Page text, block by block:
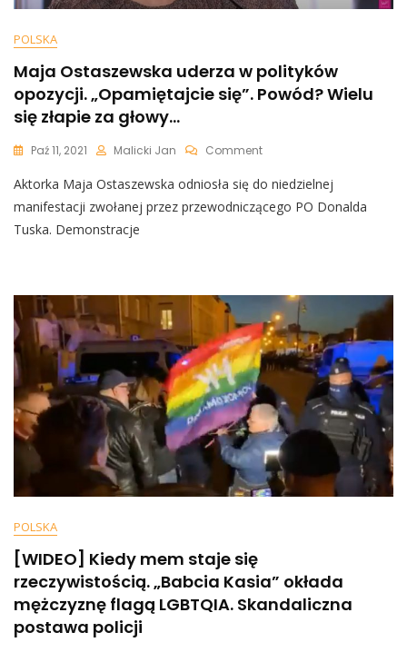
POLSKA
Maja Ostaszewska uderza w polityków
opozycji. „Opamiętajcie się”. Powód? Wielu
się złapie za głowy…
Paź 11, 2021 Malicki Jan CommentOn
Ostaszewska
Uderza
Powód?
Wielu
Się
Złapie
Za
Głowy…
Aktorka Maja Ostaszewska odniosła się do niedzielnej
manifestacji zwołanej przez przewodniczącego PO Donalda
Tuska. Demonstracje
POLSKA
[WIDEO] Kiedy mem staje się
rzeczywistością. „Babcia Kasia” okłada
mężczyznę flagą LGBTQIA. Skandaliczna
postawa policji